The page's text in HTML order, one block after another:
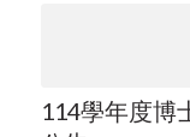
114學年度博